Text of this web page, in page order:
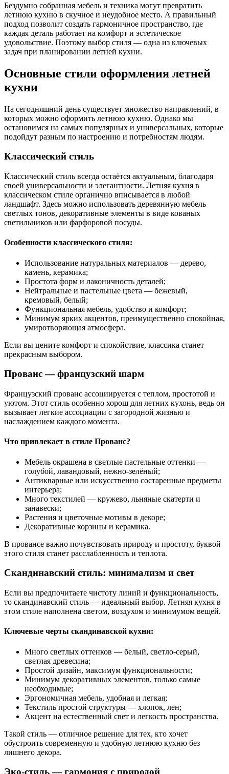
Бездумно собранная мебель и техника могут превратить
летнюю кухню в скучное и неудобное место. А правильный
подход позволит создать гармоничное пространство, где
каждая деталь работает на комфорт и эстетическое
удовольствие. Поэтому выбор стиля — одна из ключевых
задач при планировании летней кухни.
Основные стили оформления летней
кухни
На сегодняшний день существует множество направлений, в
которых можно оформить летнюю кухню. Однако мы
остановимся на самых популярных и универсальных, которые
подойдут разным по настроению и потребностям людям.
Классический стиль
Классический стиль всегда остаётся актуальным, благодаря
своей универсальности и элегантности. Летняя кухня в
классическом стиле органично вписывается в любой
ландшафт. Здесь можно использовать деревянную мебель
светлых тонов, декоративные элементы в виде кованых
светильников или фарфоровой посуды.
Особенности классического стиля:
Использование натуральных материалов — дерево,
камень, керамика;
Простота форм и лаконичность деталей;
Нейтральные и пастельные цвета — бежевый,
кремовый, белый;
Функциональная мебель, удобство и комфорт;
Минимум ярких акцентов, преимущественно спокойная,
умиротворяющая атмосфера.
Если вы цените комфорт и спокойствие, классика станет
прекрасным выбором.
Прованс — французский шарм
Французский прованс ассоциируется с теплом, простотой и
уютом. Этот стиль особенно хорош для летних кухонь, ведь он
вызывает легкие ассоциации с загородной жизнью и
наслаждением каждого момента.
Что привлекает в стиле Прованс?
Мебель окрашена в светлые пастельные оттенки —
голубой, лавандовый, нежно-зелёный;
Антикварные или искусственно состаренные предметы
интерьера;
Много текстилей — кружево, льняные скатерти и
занавески;
Растения и цветочные мотивы в декоре;
Декоративные корзины и керамика.
В провансе важно почувствовать природу и простоту, буквой
этого стиля станет расслабленность и теплота.
Скандинавский стиль: минимализм и свет
Если вы предпочитаете чистоту линий и функциональность,
то скандинавский стиль — идеальный выбор. Летняя кухня в
этом стиле наполнена светом, воздухом и минимумом вещей.
Ключевые черты скандинавской кухни:
Много светлых оттенков — белый, светло-серый,
светлая древесина;
Простой дизайн, максимум функциональности;
Минимум декоративных элементов, только самые
необходимые;
Эргономичная мебель, удобная и легкая;
Текстиль простой структуры — хлопок, лен;
Акцент на естественный свет и легкость пространства.
Такой стиль — отличное решение для тех, кто хочет
обустроить современную и удобную летнюю кухню без
лишнего декора.
Эко-стиль — гармония с природой